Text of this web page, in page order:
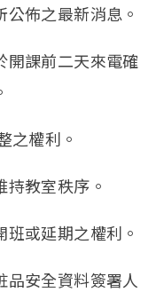
佈之最新消息。
開課前二天來電確
之權利。
教室秩序。
或延期之權利。
安全資料簽署人